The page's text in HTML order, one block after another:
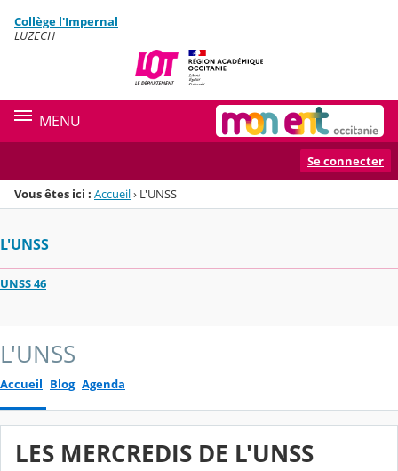
Menu de la rubrique
Contenu
Collège l'Impernal
LUZECH
MENU
Se connecter
Vous êtes ici : Accueil› L'UNSS
L'UNSS
UNSS 46
L'UNSS
Accueil Blog Agenda
LES MERCREDIS DE L'UNSS